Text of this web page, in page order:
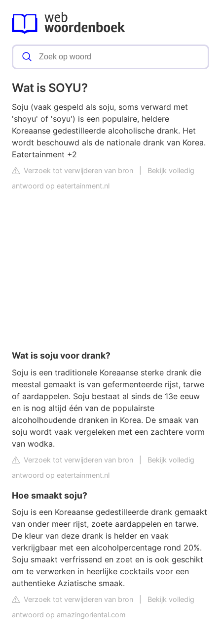
Wat is SOYU?
Soju (vaak gespeld als soju, soms verward met
'shoyu' of 'soyu') is een populaire, heldere
Koreaanse gedestilleerde alcoholische drank. Het
wordt beschouwd als de nationale drank van Korea.
Eatertainment +2
Verzoek tot verwijderen van bron
Bekijk volledig
antwoord op eatertainment.nl
Wat is soju voor drank?
Soju is een traditionele Koreaanse sterke drank die
meestal gemaakt is van gefermenteerde rijst, tarwe
of aardappelen. Soju bestaat al sinds de 13e eeuw
en is nog altijd één van de populairste
alcoholhoudende dranken in Korea. De smaak van
soju wordt vaak vergeleken met een zachtere vorm
van wodka.
Verzoek tot verwijderen van bron
Bekijk volledig
antwoord op eatertainment.nl
Hoe smaakt soju?
Soju is een Koreaanse gedestilleerde drank gemaakt
van onder meer rijst, zoete aardappelen en tarwe.
De kleur van deze drank is helder en vaak
verkrijgbaar met een alcoholpercentage rond 20%.
Soju smaakt verfrissend en zoet en is ook geschikt
om te verwerken in heerlijke cocktails voor een
authentieke Aziatische smaak.
Verzoek tot verwijderen van bron
Bekijk volledig
antwoord op amazingoriental.com